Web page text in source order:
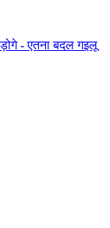
- एतना बदल गइलू